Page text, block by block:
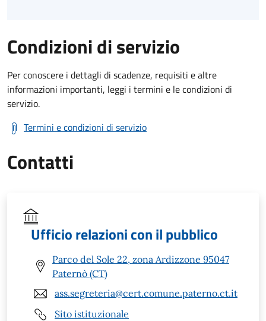
Condizioni di servizio
Per conoscere i dettagli di scadenze, requisiti e altre
informazioni importanti, leggi i termini e le condizioni di
servizio.
Termini e condizioni di servizio
Contatti
Ufficio relazioni con il pubblico
Parco del Sole 22, zona Ardizzone 95047
Paternò (CT)
ass.segreteria@cert.comune.paterno.ct.it
Sito istituzionale